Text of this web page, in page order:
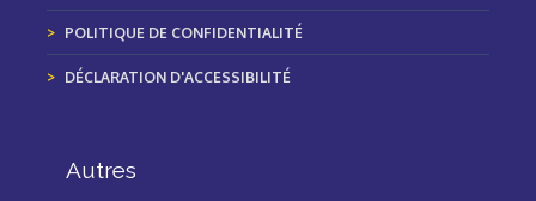
POLITIQUE DE CONFIDENTIALITÉ
DÉCLARATION D'ACCESSIBILITÉ
Autres